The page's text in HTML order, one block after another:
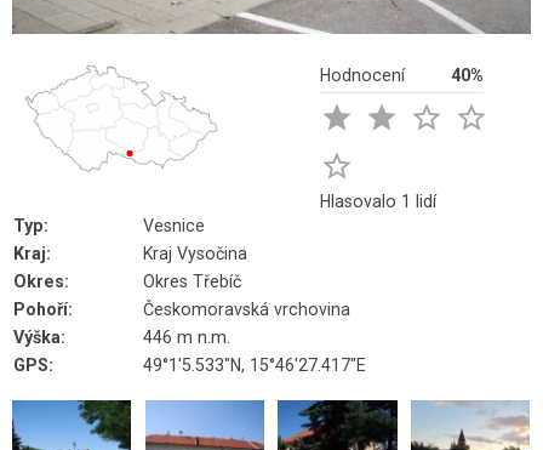
Hodnocení 40%
   

Hlasovalo 1 lidí
Typ:
Vesnice
Kraj:
Kraj Vysočina
Okres:
Okres Třebíč
Pohoří:
Českomoravská vrchovina
Výška:
446 m n.m.
GPS:
49°1'5.533"N, 15°46'27.417"E